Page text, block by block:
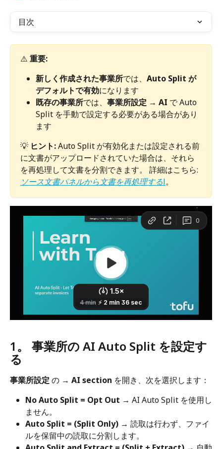
目次
⚠️ 重要:
新しく作成された事業所では、 Auto Split が
デフォルトで有効になります
既存の事業所では、 事業所設定 → AI で Auto
Split を手動で設定する必要がある場合があり
ます
💡 ヒント: Auto Split が有効化または設定される前
に文書がアップロードされていた場合は、それら
を再処理して文書を分割できます。 詳細はこちら:
ソース文書パネルから文書を再処理するl。
1。 事業所の AI Auto Split を設定す
る
事業所設定 の → AI section を開き、次を選択します：
No Auto Split = Opt Out → AI Auto Split を使用し
ません。
Auto Split = (Split Only) → 読取は行わず、ファイ
ルを保留中の読取に分割します。